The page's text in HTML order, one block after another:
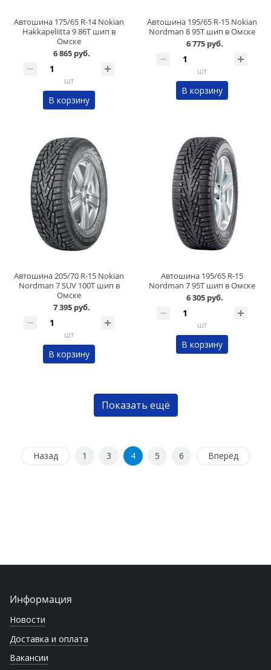
Автошина 175/65 R-14 Nokian
Hakkapeliitta 9 86Т шип в
Омске
6 865 руб.
шт
В корзину
Автошина 195/65 R-15 Nokian
Nordman 8 95T шип в Омске
6 775 руб.
шт
В корзину
Автошина 205/70 R-15 Nokian
Nordman 7 SUV 100T шип в
Омске
7 395 руб.
шт
В корзину
Автошина 195/65 R-15
Nordman 7 95T шип в Омске
6 305 руб.
шт
В корзину
Показать ещё
Назад 1 3 4 5 6 Вперед
Информация
Новости
Доставка и оплата
Вакансии